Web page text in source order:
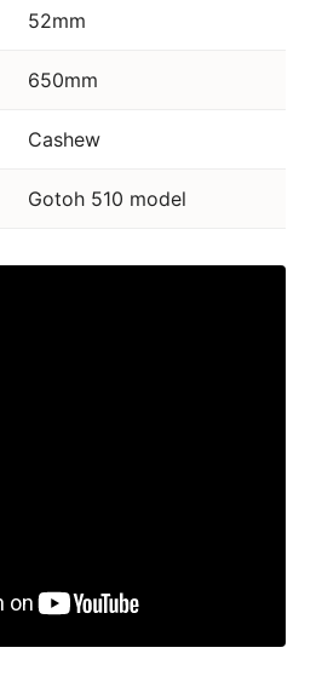
52mm
650mm
Cashew
Gotoh 510 model